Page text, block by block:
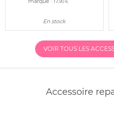
,90 €
En stock
VOIR TOUS LES
Accessoire